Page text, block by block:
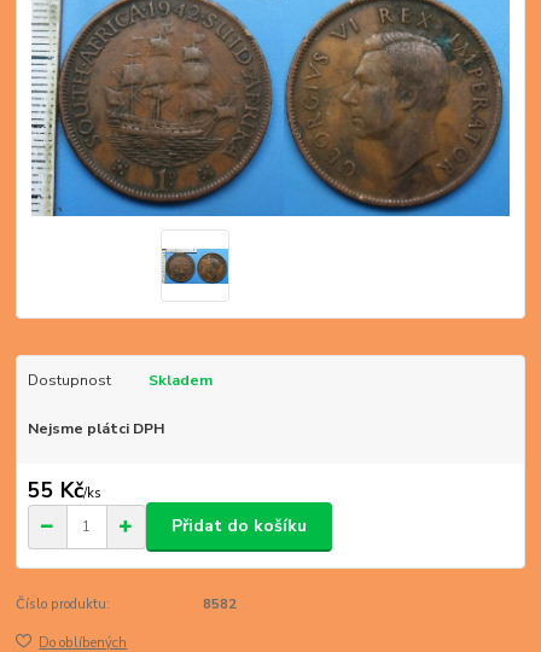
Dostupnost Skladem
Nejsme plátci DPH
55 Kč/ks
Přidat do košíku
Číslo produktu: 8582
Do oblíbených